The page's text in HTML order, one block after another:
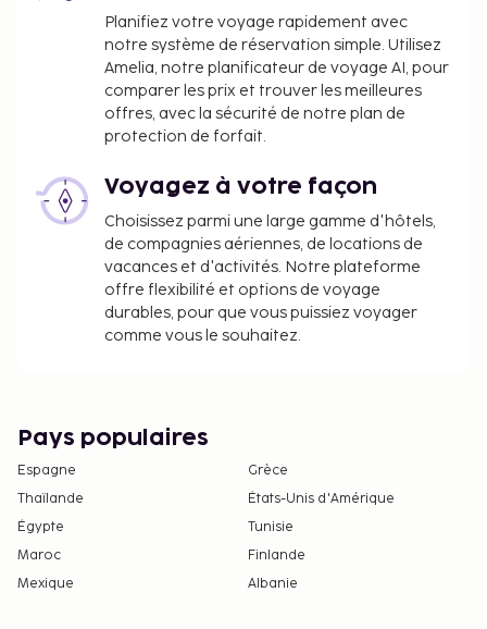
par nuit
La caution payable par virement bancaire est
due dans les 24 heures suivant la réservation.
Nous avons indiqué tous les frais dont
l'hébergement nous a fait part.
Lit d'appoint : 400.0 THB par jour
La liste ci-dessus peut ne pas être exhaustive. Les
frais et acomptes peuvent être mentionnés hors
taxe et sont soumis à modification.
Planifiez votre voyage rapidement avec
notre système de réservation simple. Utilisez
Amelia, notre planificateur de voyage AI, pour
comparer les prix et trouver les meilleures
offres, avec la sécurité de notre plan de
protection de forfait.
Voyagez à votre façon
Choisissez parmi une large gamme d'hôtels,
de compagnies aériennes, de locations de
vacances et d'activités. Notre plateforme
offre flexibilité et options de voyage
durables, pour que vous puissiez voyager
comme vous le souhaitez.
Pays populaires
Espagne
Grèce
Thaïlande
États-Unis d'Amérique
Égypte
Tunisie
Maroc
Finlande
Mexique
Albanie